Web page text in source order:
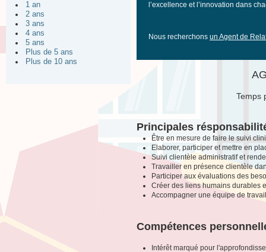
1 an
2 ans
3 ans
4 ans
5 ans
Plus de 5 ans
Plus de 10 ans
l’excellence et l’innovation dans
Nous recherchons un Agent de
Temps
Principales
Être en mesure de faire le suivi
Elaborer, participer et mettre en
Suivi clientèle administratif et
Travailler en présence clientèle
Participer aux évaluations des
Créer des liens humains durables
Accompagner une équipe de
Compétences
Intérêt marqué pour